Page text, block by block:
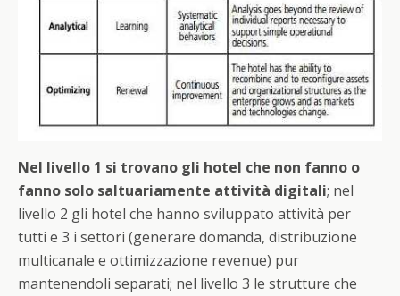
Nel livello 1 si trovano gli hotel che non fanno o
fanno solo saltuariamente attività digitali; nel
livello 2 gli hotel che hanno sviluppato attività per
tutti e 3 i settori (generare domanda, distribuzione
multicanale e ottimizzazione revenue) pur
mantenendoli separati; nel livello 3 le strutture che